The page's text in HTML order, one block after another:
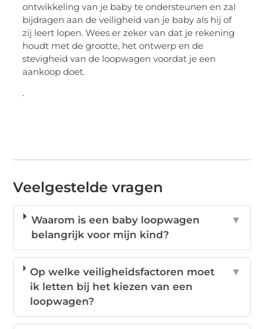
ontwikkeling van je baby te ondersteunen en zal
bijdragen aan de veiligheid van je baby als hij of
zij leert lopen. Wees er zeker van dat je rekening
houdt met de grootte, het ontwerp en de
stevigheid van de loopwagen voordat je een
aankoop doet.
.
Veelgestelde vragen
Waarom is een baby loopwagen
belangrijk voor mijn kind?
▼
Op welke veiligheidsfactoren moet
ik letten bij het kiezen van een
loopwagen?
▼